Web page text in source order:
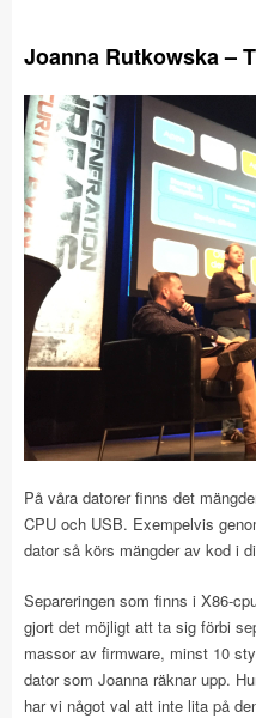
Joanna Rutkowska –
På våra datorer finns det
CPU och USB. Exempelvis
dator så körs mängder av kod i
Separeringen som finns i X86-
gjort det möjligt att ta sig förbi
massor av firmware, minst 10
dator som Joanna räknar upp.
har vi något val att inte lita på